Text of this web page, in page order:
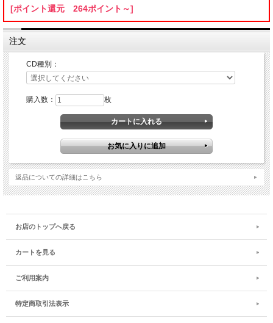
[ポイント還元 264ポイント～]
注文
CD種別：
購入数： 枚
返品についての詳細はこちら
お店のトップへ戻る
カートを見る
ご利用案内
特定商取引法表示